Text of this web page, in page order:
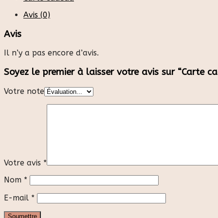
Avis (0)
Avis
Il n’y a pas encore d’avis.
Soyez le premier à laisser votre avis sur “Carte
Votre note
Votre avis *
Nom *
E-mail *